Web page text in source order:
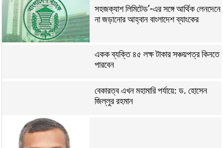
সহজক্যাশ লিমিটেড’-এর সঙ্গে আর্থিক লেনদেনে
না জড়ানোর আহ্বান বাংলাদেশ ব্যাংকের
একক ব্যক্তি ৪৫ লক্ষ টাকার সঞ্চয়পত্র কিনতে
পারবেন
বেকারত্ব এখন মহামারি পর্যায়ে: ড. হোসেন
জিল্লুর রহমান